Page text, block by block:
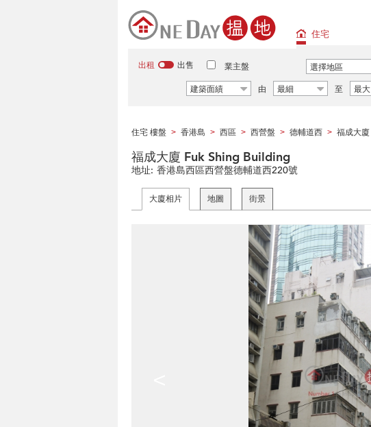
住宅
出租 出售 業主盤 選擇地區
建築面績
由 最細 至 最大
住宅 樓盤 > 香港島 > 西區 > 西營盤 > 德輔道西 > 福成大廈
福成大廈 Fuk Shing Building
地址: 香港島西區西營盤德輔道西220號
大廈相片 地圖 街景